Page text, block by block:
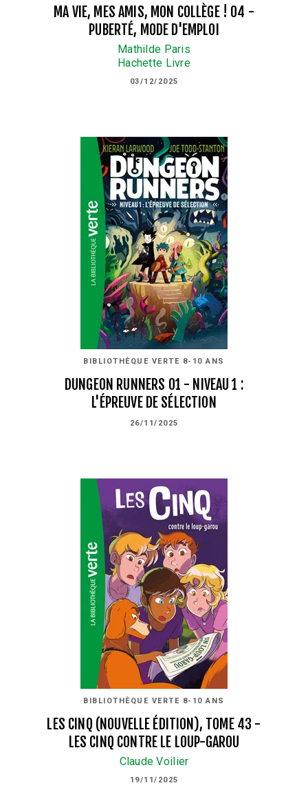
MA VIE, MES AMIS, MON COLLÈGE ! 04 -
PUBERTÉ, MODE D'EMPLOI
Mathilde Paris
Hachette Livre
03/12/2025
BIBLIOTHÈQUE VERTE 8-10 ANS
DUNGEON RUNNERS 01 - NIVEAU 1 :
L'ÉPREUVE DE SÉLECTION
26/11/2025
BIBLIOTHÈQUE VERTE 8-10 ANS
LES CINQ (NOUVELLE ÉDITION), TOME 43 -
LES CINQ CONTRE LE LOUP-GAROU
Claude Voilier
19/11/2025